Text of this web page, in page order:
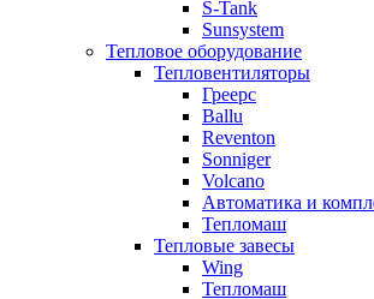
S-Tank
Sunsystem
Тепловое оборудование
Тепловентиляторы
Греерс
Ballu
Reventon
Sonniger
Volcano
Автоматика и
Тепломаш
Тепловые завесы
Wing
Тепломаш